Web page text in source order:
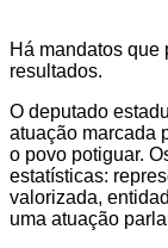
Há mandatos que
resultados.
O deputado
atuação marcada
o povo potiguar.
estatísticas:
valorizada,
uma atuação